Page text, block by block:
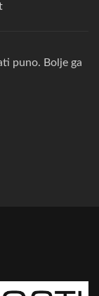
puno. Bolje ga